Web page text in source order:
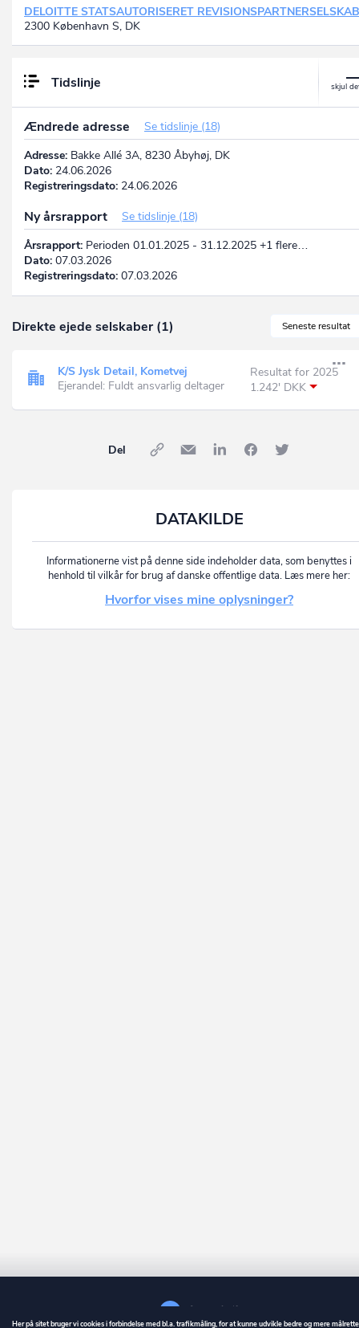
DELOITTE STATSAUTORISERET REVISIONSPARTNERSELSKAB
2300 København S, DK
Tidslinje
Ændrede adresse
Se tidslinje (18)
Adresse: Bakke Allé 3A, 8230 Åbyhøj, DK
Dato: 24.06.2026
Registreringsdato: 24.06.2026
Ny årsrapport
Se tidslinje (18)
Årsrapport: Perioden 01.01.2025 - 31.12.2025 +1 flere…
Dato: 07.03.2026
Registreringsdato: 07.03.2026
Seneste resultat
Direkte ejede selskaber (1)
K/S Jysk Detail, Kometvej
Ejerandel: Fuldt ansvarlig deltager
Resultat for 2025
1.242' DKK
Del
DATAKILDE
Informationerne vist på denne side indeholder data, som benyttes i
henhold til vilkår for brug af danske offentlige data. Læs mere her:
Hvorfor vises mine oplysninger?
Her på sitet bruger vi cookies i forbindelse med bl.a. trafikmåling, for at kunne udvikle bedre og mere